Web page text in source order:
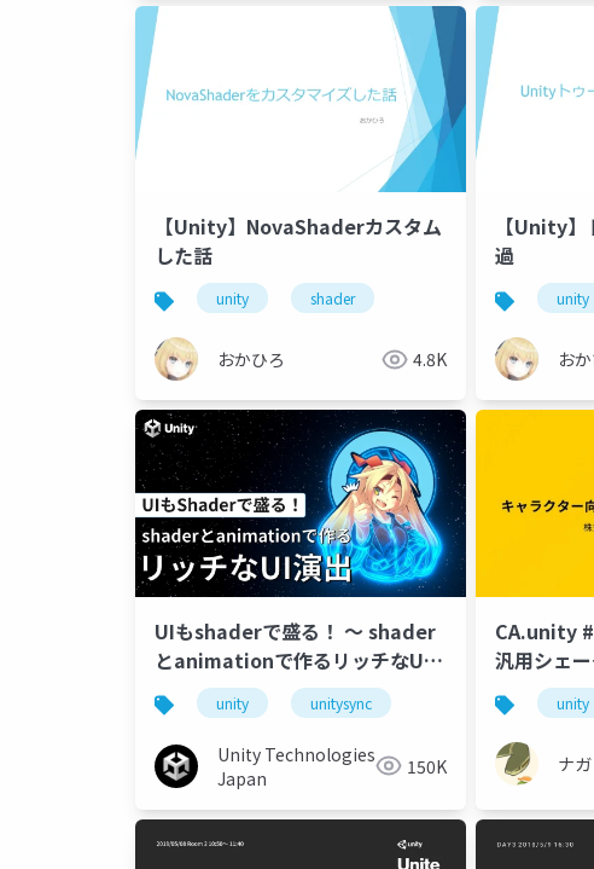
【Unity】NovaShaderカスタム
した話
unity shader
おかひろ 4.8K
【Unity
過
unity
お
UIもshaderで盛る！ 〜 shader
とanimationで作るリッチなUI
演出
unity unitysync
Unity Technologies
Japan
150K
CA.unity
汎用シェ
用)
unity
ナ